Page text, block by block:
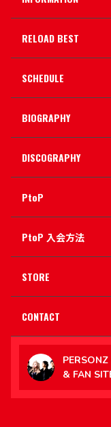
RELOAD BEST
SCHEDULE
BIOGRAPHY
DISCOGRAPHY
PtoP
PtoP 入会方法
STORE
CONTACT
& FAN